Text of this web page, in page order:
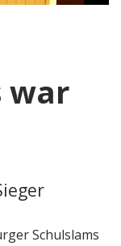
war
Schulslams